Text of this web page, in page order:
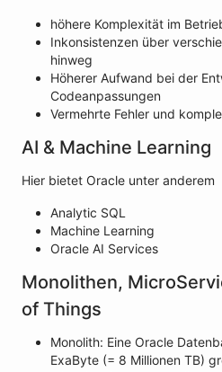
höhere Komplexität im
Inkonsistenzen über
hinweg
Höherer Aufwand bei der
Codeanpassungen
Vermehrte Fehler und
AI & Machine Learning
Hier bietet Oracle unter anderem
Analytic SQL
Machine Learning
Oracle AI Services
Monolithen,
of Things
Monolith: Eine Oracle
ExaByte (= 8 Millionen TB)